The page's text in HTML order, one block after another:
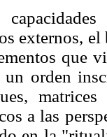
externos,
que
orden
a las